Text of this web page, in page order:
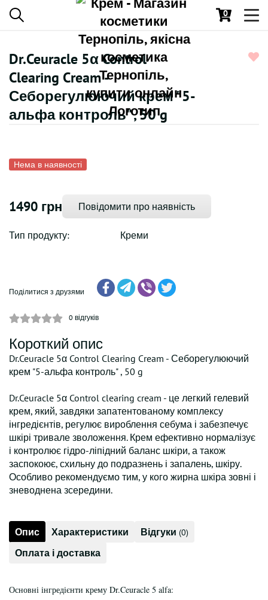
0
Dr.Ceuracle 5α Control
Clearing Cream -
Себорегулюючий крем "5-
альфа контроль" , 50 g
Нема в наявності
1490 грн Повідомити про наявність
Тип продукту: Креми
Поділитися з друзями
0 відгуків
Короткий опис
Dr.Ceuracle 5α Control Clearing Cream - Себорегулюючий
крем "5-альфа контроль" , 50 g
Dr.Ceuracle 5α Control clearing cream - це легкий гелевий
крем, який, завдяки запатентованому комплексу
інгредієнтів, регулює вироблення себума і забезпечує
шкірі тривале зволоження. Крем ефективно нормалізує
і контролює гідро-ліпідний баланс шкіри, а також
заспокоює, схильну до подразнень і запалень, шкіру.
Особливо рекомендуємо тим, у кого жирна шкіра зовні і
зневоднена зсередини.
Опис Характеристики Відгуки (0)
Оплата і доставка
Основні інгредієнти крему Dr.Ceuracle 5 alfa: